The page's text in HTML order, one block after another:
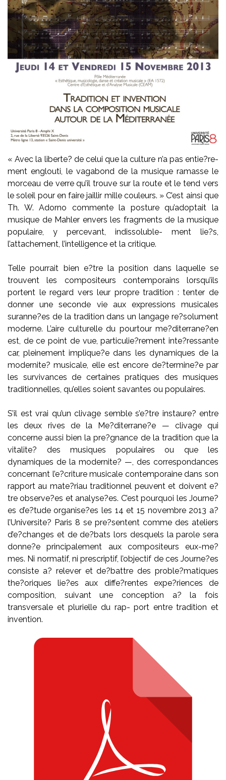
« Avec la liberte? de celui que la culture n’a pas entie?re-
ment englouti, le vagabond de la musique ramasse le
morceau de verre qu’il trouve sur la route et le tend vers
le soleil pour en faire jaillir mille couleurs. » C’est ainsi que
Th. W. Adorno commente la posture qu’adoptait la
musique de Mahler envers les fragments de la musique
populaire, y percevant, indissoluble- ment lie?s,
l’attachement, l’intelligence et la critique.
Telle pourrait bien e?tre la position dans laquelle se
trouvent les compositeurs contemporains lorsqu’ils
portent le regard vers leur propre tradition : tenter de
donner une seconde vie aux expressions musicales
suranne?es de la tradition dans un langage re?solument
moderne. L’aire culturelle du pourtour me?diterrane?en
est, de ce point de vue, particulie?rement inte?ressante
car, pleinement implique?e dans les dynamiques de la
modernite? musicale, elle est encore de?termine?e par
les survivances de certaines pratiques des musiques
traditionnelles, qu’elles soient savantes ou populaires.
S’il est vrai qu’un clivage semble s’e?tre instaure? entre
les deux rives de la Me?diterrane?e — clivage qui
concerne aussi bien la pre?gnance de la tradition que la
vitalite? des musiques populaires ou que les
dynamiques de la modernite? —, des correspondances
concernant l’e?criture musicale contemporaine dans son
rapport au mate?riau traditionnel peuvent et doivent e?
tre observe?es et analyse?es. C’est pourquoi les Journe?
es d’e?tude organise?es les 14 et 15 novembre 2013 a?
l’Universite? Paris 8 se pre?sentent comme des ateliers
d’e?changes et de de?bats lors desquels la parole sera
donne?e principalement aux compositeurs eux-me?
mes. Ni normatif, ni prescriptif, l’objectif de ces Journe?es
consiste a? relever et de?battre des proble?matiques
the?oriques lie?es aux diffe?rentes expe?riences de
composition, suivant une conception a? la fois
transversale et plurielle du rap- port entre tradition et
invention.